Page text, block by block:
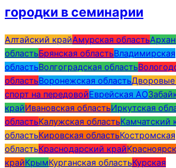
городки в семинарии
2017-
03-
26
Алтайский крайАмурская область
областьБрянская областьВладимирская
областьВолгоградская область
областьВоронежская областьДворовые
спорт на передовойЕврейская АО
крайИвановская областьИркутская
областьКалужская областьКамчатский
областьКировская областьКостромская
областьКраснодарский край
крайКрымКурганская областьКурская